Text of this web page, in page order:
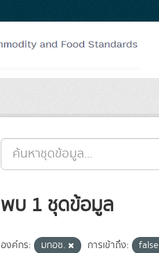
พบ 1 ชุดข้อมูล
องค์กร: มกอช. การเข้าถึง: false